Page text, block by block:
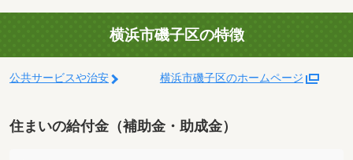
横浜市磯子区の特徴
公共サービスや治安 横浜市磯子区のホームページ
住まいの給付金（補助金・助成金）